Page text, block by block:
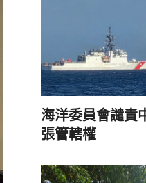
海洋委員會譴責
張管轄權